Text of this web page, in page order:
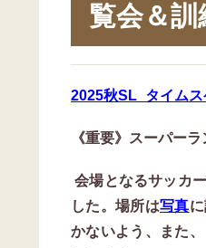
覧会＆
2025秋SL_タイム
《重要》スーパー
会場となるサッカ
した。場所は写真
かないよう、また